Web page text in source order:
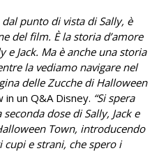
punto di vista di Sally, è
del film. È la storia d’amore
e Jack. Ma è anche una storia
la vediamo navigare nel
delle Zucche di Halloween
un Q&A Disney. “Si spera
dose di Sally, Jack e
Town, introducendo
cupi e strani, che spero i